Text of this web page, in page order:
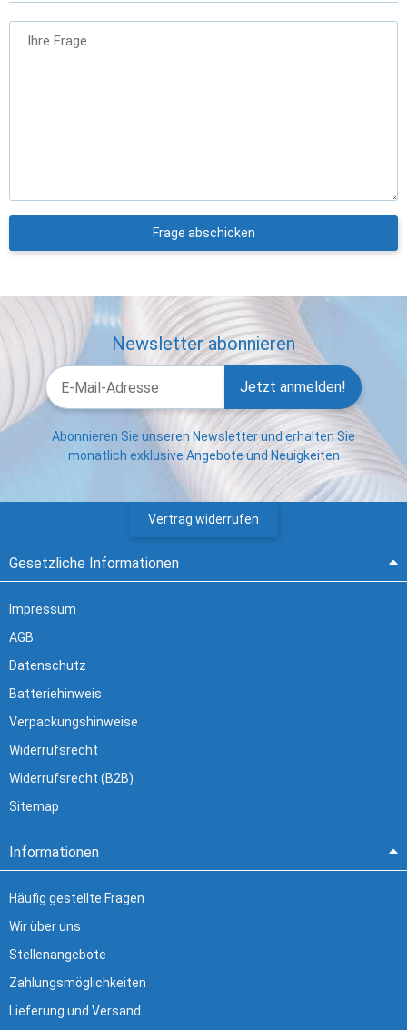
Ihre Frage
Frage abschicken
Newsletter abonnieren
Jetzt anmelden!
Abonnieren Sie unseren Newsletter und erhalten Sie
monatlich exklusive Angebote und Neuigkeiten
Vertrag widerrufen
Gesetzliche Informationen
Impressum
AGB
Datenschutz
Batteriehinweis
Verpackungshinweise
Widerrufsrecht
Widerrufsrecht (B2B)
Sitemap
Informationen
Häufig gestellte Fragen
Wir über uns
Stellenangebote
Zahlungsmöglichkeiten
Lieferung und Versand